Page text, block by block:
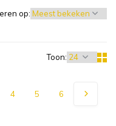
Toon:
op:
4 5 6